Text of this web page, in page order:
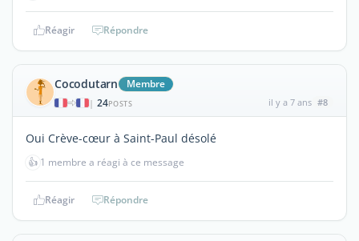
Réagir Répondre
Cocodutarn Membre
| 24POSTS il y a 7 ans #8
Oui Crève-cœur à Saint-Paul désolé
👍 1 membre a réagi à ce message
Réagir Répondre